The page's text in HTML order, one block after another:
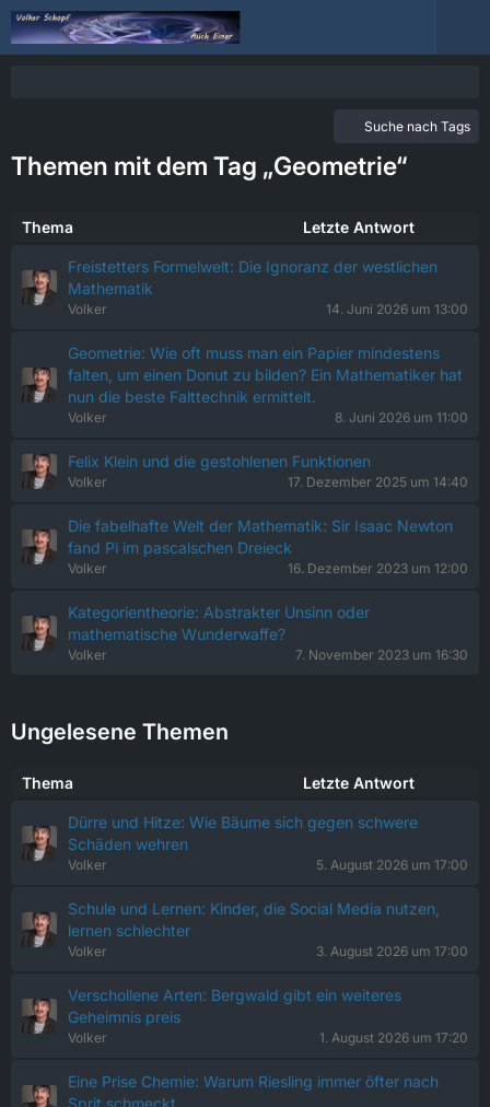
Suche nach Tags
Themen mit dem Tag „Geometrie“
Thema Letzte Antwort
Freistetters Formelwelt: Die Ignoranz der westlichen
Mathematik
Volker 14. Juni 2026 um 13:00
Geometrie: Wie oft muss man ein Papier mindestens
falten, um einen Donut zu bilden? Ein Mathematiker hat
nun die beste Falttechnik ermittelt.
Volker 8. Juni 2026 um 11:00
Felix Klein und die gestohlenen Funktionen
Volker 17. Dezember 2025 um 14:40
Die fabelhafte Welt der Mathematik: Sir Isaac Newton
fand Pi im pascalschen Dreieck
Volker 16. Dezember 2023 um 12:00
Kategorientheorie: Abstrakter Unsinn oder
mathematische Wunderwaffe?
Volker 7. November 2023 um 16:30
Ungelesene Themen
Thema Letzte Antwort
Dürre und Hitze: Wie Bäume sich gegen schwere
Schäden wehren
Volker 5. August 2026 um 17:00
Schule und Lernen: Kinder, die Social Media nutzen,
lernen schlechter
Volker 3. August 2026 um 17:00
Verschollene Arten: Bergwald gibt ein weiteres
Geheimnis preis
Volker 1. August 2026 um 17:20
Eine Prise Chemie: Warum Riesling immer öfter nach
Sprit schmeckt